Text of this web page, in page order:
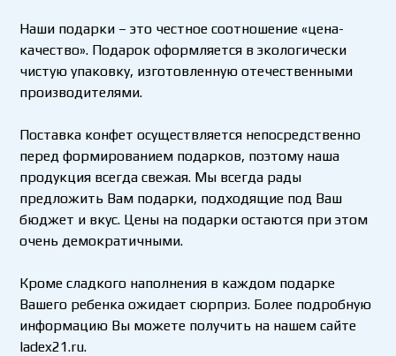
Наши подарки – это честное соотношение «цена-
качество». Подарок оформляется в экологически
чистую упаковку, изготовленную отечественными
производителями.
Поставка конфет осуществляется непосредственно
перед формированием подарков, поэтому наша
продукция всегда свежая. Мы всегда рады
предложить Вам подарки, подходящие под Ваш
бюджет и вкус. Цены на подарки остаются при этом
очень демократичными.
Кроме сладкого наполнения в каждом подарке
Вашего ребенка ожидает сюрприз. Более подробную
информацию Вы можете получить на нашем сайте
ladex21.ru.